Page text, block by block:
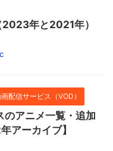
年と2021年）
配信サービス（VOD）
のアニメ一覧・追加
アーカイブ】